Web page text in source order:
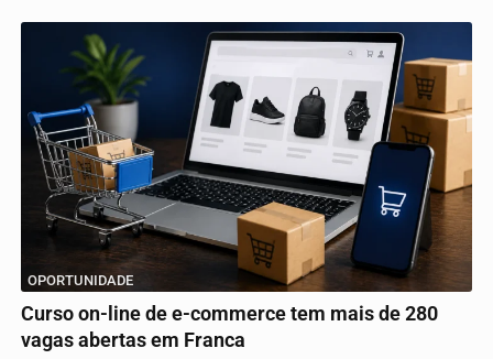
OPORTUNIDADE
Curso on-line de e-commerce tem mais de 280
vagas abertas em Franca